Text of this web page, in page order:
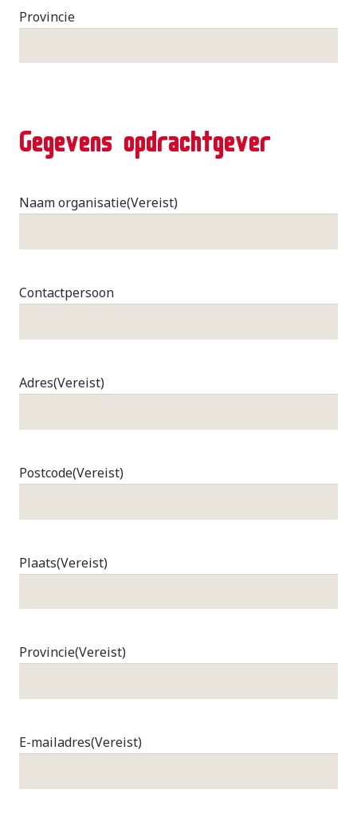
Provincie
Gegevens opdrachtgever
Naam organisatie(Vereist)
Contactpersoon
Adres(Vereist)
Postcode(Vereist)
Plaats(Vereist)
Provincie(Vereist)
E-mailadres(Vereist)